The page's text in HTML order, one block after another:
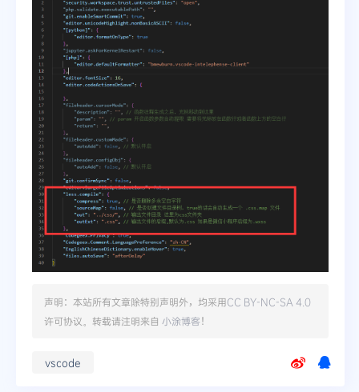
声明：本站所有文章除特别声明外，均采用CC BY-NC-SA 4.0
许可协议。转载请注明来自 小涂博客！
vscode